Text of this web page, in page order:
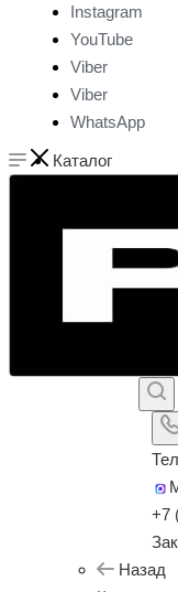
Instagram
YouTube
Viber
Viber
WhatsApp
+7
Каталог
Назад